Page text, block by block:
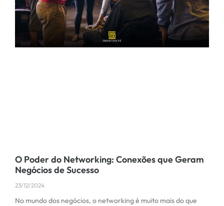
O Poder do Networking: Conexões que Geram
Negócios de Sucesso
23/12/2024
No mundo dos negócios, o networking é muito mais do que